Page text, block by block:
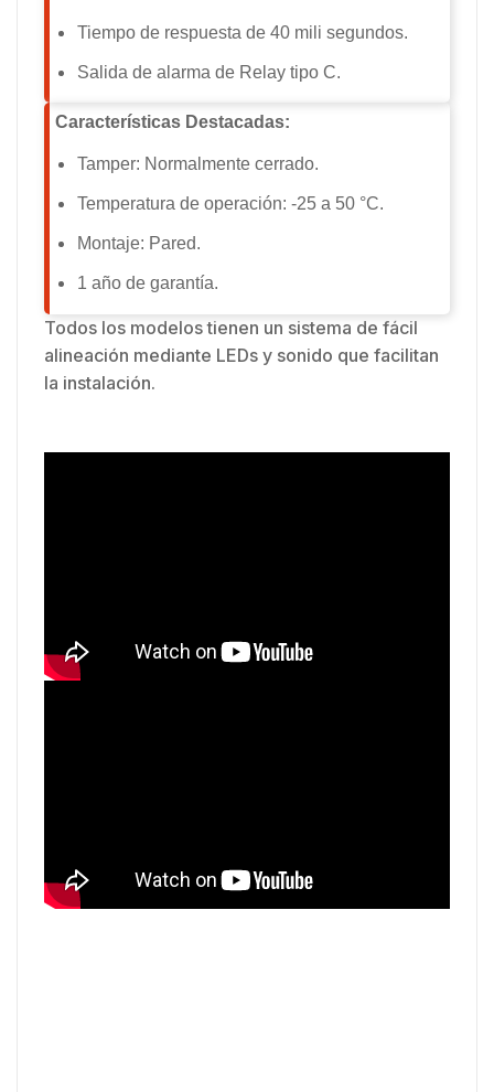
Tiempo de respuesta de 40 mili segundos.
Salida de alarma de Relay tipo C.
Características Destacadas:
Tamper: Normalmente cerrado.
Temperatura de operación: -25 a 50 °C.
Montaje: Pared.
1 año de garantía.
Todos los modelos tienen un sistema de fácil
alineación mediante LEDs y sonido que facilitan
la instalación.